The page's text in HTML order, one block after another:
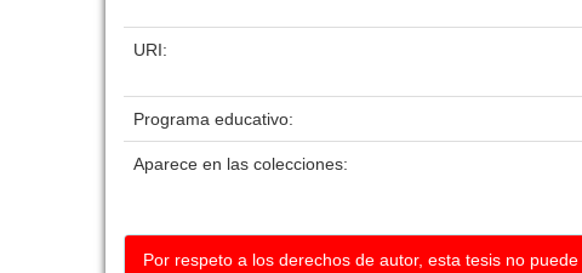
URI:
Programa educativo:
Aparece en las colecciones:
Por respeto a los derechos de autor, esta tesis no